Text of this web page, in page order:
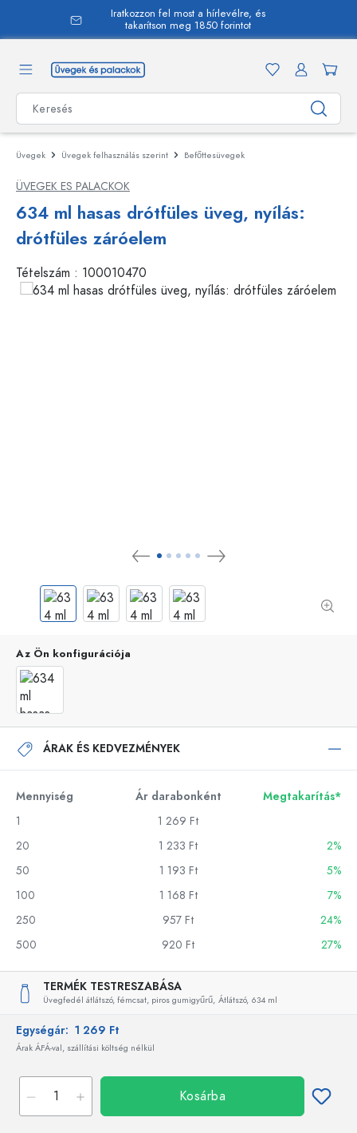
Iratkozzon fel most a hírlevélre, és
takarítson meg 1850 forintot
Üvegek Üvegek felhasználás szerint Befőttesüvegek
ÜVEGEK ES PALACKOK
634 ml hasas drótfüles üveg, nyílás:
drótfüles záróelem
Tételszám : 100010470
Az Ön konfigurációja
ÁRAK ÉS KEDVEZMÉNYEK
Mennyiség Ár darabonként
Megtakarítás*
1
1 269 Ft
20
1 233 Ft
2%
50
1 193 Ft
5%
100
1 168 Ft
7%
250
957 Ft
24%
500
920 Ft 27%
TERMÉK TESTRESZABÁSA
Üvegfedél átlátszó, fémcsat, piros gumigyűrű, Átlátszó, 634 ml
Egységár: 1 269 Ft
Árak ÁFÁ-val, szállítási költség nélkül
Kosárba